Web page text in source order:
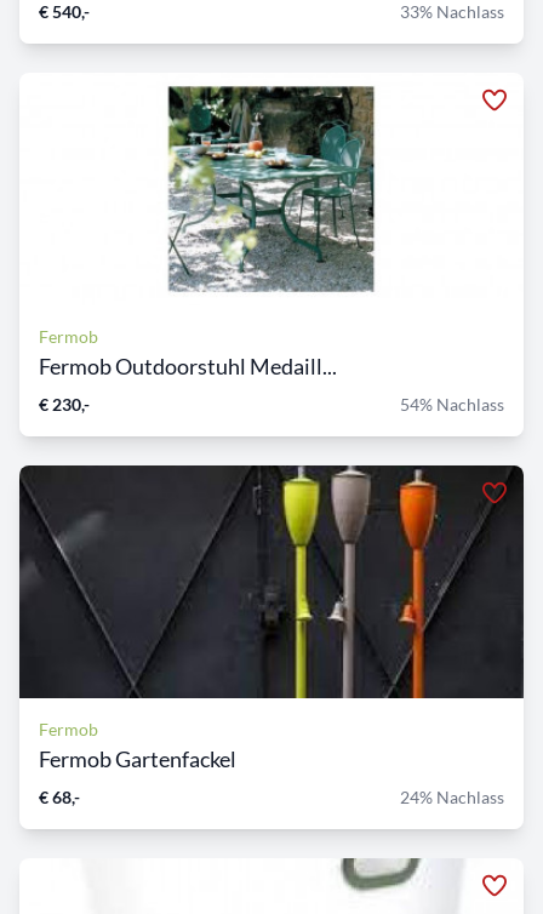
€ 540,- 33% Nachlass
Fermob
Fermob Outdoorstuhl Medaill...
€ 230,- 54% Nachlass
Fermob
Fermob Gartenfackel
€ 68,- 24% Nachlass